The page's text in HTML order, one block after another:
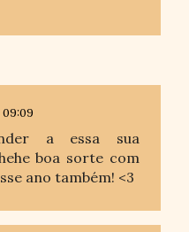
a essa sua
boa sorte com
ano também! <3